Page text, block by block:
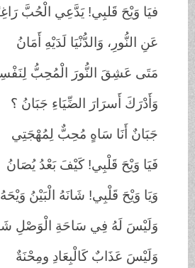
فيَا وَيْحَ قَلبِي!يَدَّعِي الْحُبَّ رَاغِبًا
عَنِ النُّورِ، وَالدُّنْيَا لَدَيْهِ أَمَانُ
مَتَى عَشِقَ النُّورَ الْمُحِبُّ لِنَفْسِهِ
وَأَدْرَكَ أَسرَارَ الضِّيَاءِ جَبَانُ ؟
جَبَانٌ أَنَا سَاهٍ مُحِبٌّ لِمُهْجَتِي
فَيَا وَيْحَ قَلْبِي!كَيْفَ بَعْدُ يُصَانُ
وَيَا وَيْحَ قَلْبِي!شَانَهُ الْبَيْنُ وَيْحَهُ
وَلَيْسَ لَهُ فِي سَاحَةِ الْوَصْلِ شَانُ
وَلَيْسَ عَذَابٌ كَالْبِعَادِ ومِحْنَةٌ